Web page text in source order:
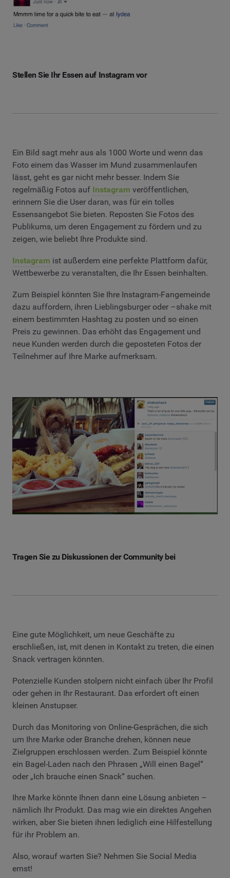
Stellen Sie Ihr Essen auf Instagram vor
Ein Bild sagt mehr aus als 1000 Worte und wenn das
Foto einem das Wasser im Mund zusammenlaufen
lässt, geht es gar nicht mehr besser. Indem Sie
regelmäßig Fotos auf Instagram veröffentlichen,
erinnern Sie die User daran, was für ein tolles
Essensangebot Sie bieten. Reposten Sie Fotos des
Publikums, um deren Engagement zu fördern und zu
zeigen, wie beliebt Ihre Produkte sind.
Instagram ist außerdem eine perfekte Plattform dafür,
Wettbewerbe zu veranstalten, die Ihr Essen beinhalten.
Zum Beispiel könnten Sie Ihre Instagram-Fangemeinde
dazu auffordern, ihren Lieblingsburger oder –shake mit
einem bestimmten Hashtag zu posten und so einen
Preis zu gewinnen. Das erhöht das Engagement und
neue Kunden werden durch die geposteten Fotos der
Teilnehmer auf Ihre Marke aufmerksam.
Tragen Sie zu Diskussionen der Community bei
Eine gute Möglichkeit, um neue Geschäfte zu
erschließen, ist, mit denen in Kontakt zu treten, die einen
Snack vertragen könnten.
Potenzielle Kunden stolpern nicht einfach über Ihr Profil
oder gehen in Ihr Restaurant. Das erfordert oft einen
kleinen Anstupser.
Durch das Monitoring von Online-Gesprächen, die sich
um Ihre Marke oder Branche drehen, können neue
Zielgruppen erschlossen werden. Zum Beispiel könnte
ein Bagel-Laden nach den Phrasen „Will einen Bagel“
oder „Ich brauche einen Snack“ suchen.
Ihre Marke könnte Ihnen dann eine Lösung anbieten –
nämlich Ihr Produkt. Das mag wie ein direktes Angehen
wirken, aber Sie bieten ihnen lediglich eine Hilfestellung
für ihr Problem an.
Also, worauf warten Sie? Nehmen Sie Social Media
ernst!